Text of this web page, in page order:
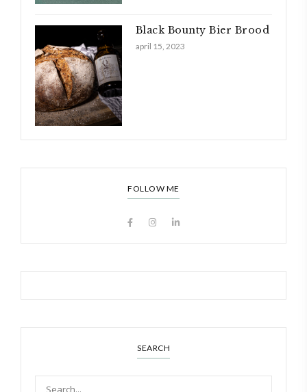
Black Bounty Bier Brood
april 15, 2023
FOLLOW ME
SEARCH